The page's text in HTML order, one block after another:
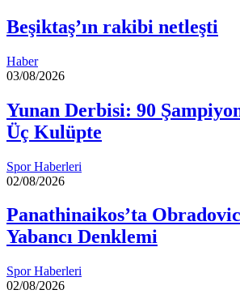
Beşiktaş’ın rakibi netleşti
Haber
03/08/2026
Yunan Derbisi: 90
Üç Kulüpte
Spor Haberleri
02/08/2026
Panathinaikos’ta
Yabancı Denklemi
Spor Haberleri
02/08/2026